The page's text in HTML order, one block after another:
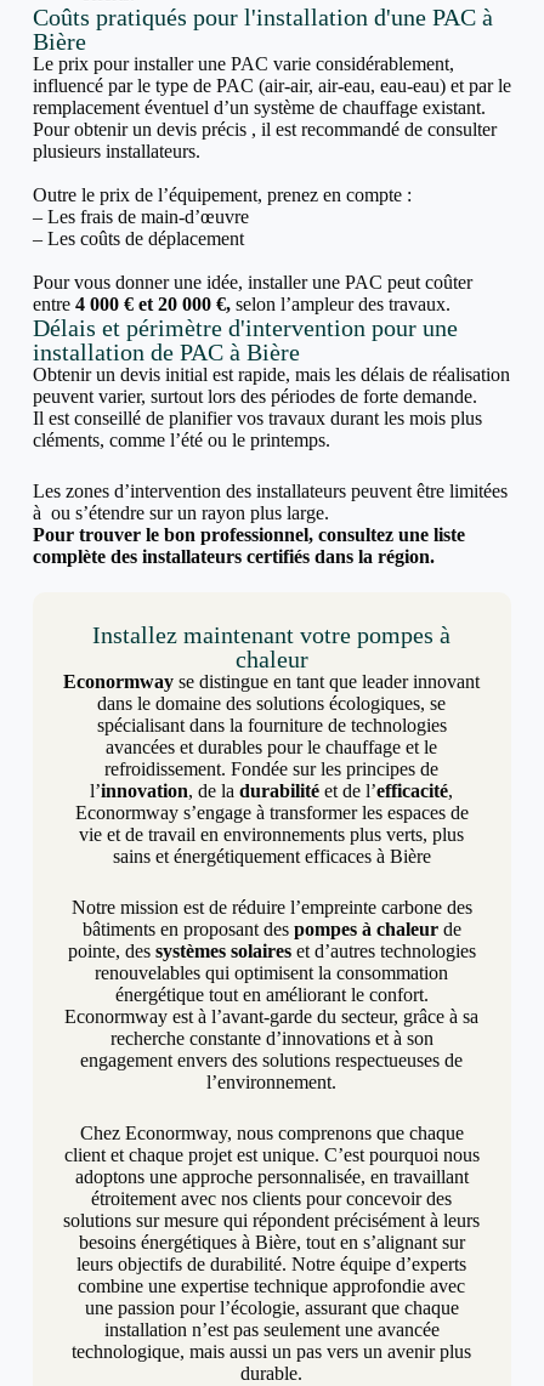
Coûts pratiqués pour l'installation d'une PAC à
Bière
Le prix pour installer une PAC varie considérablement,
influencé par le type de PAC (air-air, air-eau, eau-eau) et par le
remplacement éventuel d’un système de chauffage existant.
Pour obtenir un devis précis , il est recommandé de consulter
plusieurs installateurs.
Outre le prix de l’équipement, prenez en compte :
– Les frais de main-d’œuvre
– Les coûts de déplacement
Pour vous donner une idée, installer une PAC peut coûter
entre 4 000 € et 20 000 €,selon l’ampleur des travaux.
Délais et périmètre d'intervention pour une
installation de PAC à Bière
Obtenir un devis initial est rapide, mais les délais de réalisation
peuvent varier, surtout lors des périodes de forte demande.
Il est conseillé de planifier vos travaux durant les mois plus
cléments, comme l’été ou le printemps.
Les zones d’intervention des installateurs peuvent être limitées
à ou s’étendre sur un rayon plus large.
Pour trouver le bon professionnel, consultez une liste
complète des installateurs certifiés dans la région.
Installez maintenant votre pompes à
chaleur
Econormway se distingue en tant que leader innovant
dans le domaine des solutions écologiques, se
spécialisant dans la fourniture de technologies
avancées et durables pour le chauffage et le
refroidissement. Fondée sur les principes de
l’innovation, de ladurabilité et de l’efficacité,
Econormway s’engage à transformer les espaces de
vie et de travail en environnements plus verts, plus
sains et énergétiquement efficaces à Bière
Notre mission est de réduire l’empreinte carbone des
bâtiments en proposant des pompes à chaleurde
pointe, des systèmes solaireset d’autres technologies
renouvelables qui optimisent la consommation
énergétique tout en améliorant le confort.
Econormway est à l’avant-garde du secteur, grâce à sa
recherche constante d’innovations et à son
engagement envers des solutions respectueuses de
l’environnement.
Chez Econormway, nous comprenons que chaque
client et chaque projet est unique. C’est pourquoi nous
adoptons une approche personnalisée, en travaillant
étroitement avec nos clients pour concevoir des
solutions sur mesure qui répondent précisément à leurs
besoins énergétiques à Bière, tout en s’alignant sur
leurs objectifs de durabilité. Notre équipe d’experts
combine une expertise technique approfondie avec
une passion pour l’écologie, assurant que chaque
installation n’est pas seulement une avancée
technologique, mais aussi un pas vers un avenir plus
durable.